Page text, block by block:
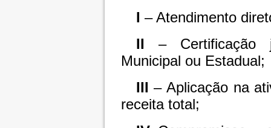
I – Atendimento
II – Certificação
Municipal ou Estadual;
III – Aplicação na
receita total;